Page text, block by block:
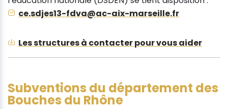
ce.sdjes13-fdva@ac-aix-marseille.fr
Les structures à contacter pour vous aider
Subventions du département des
Bouches du Rhône